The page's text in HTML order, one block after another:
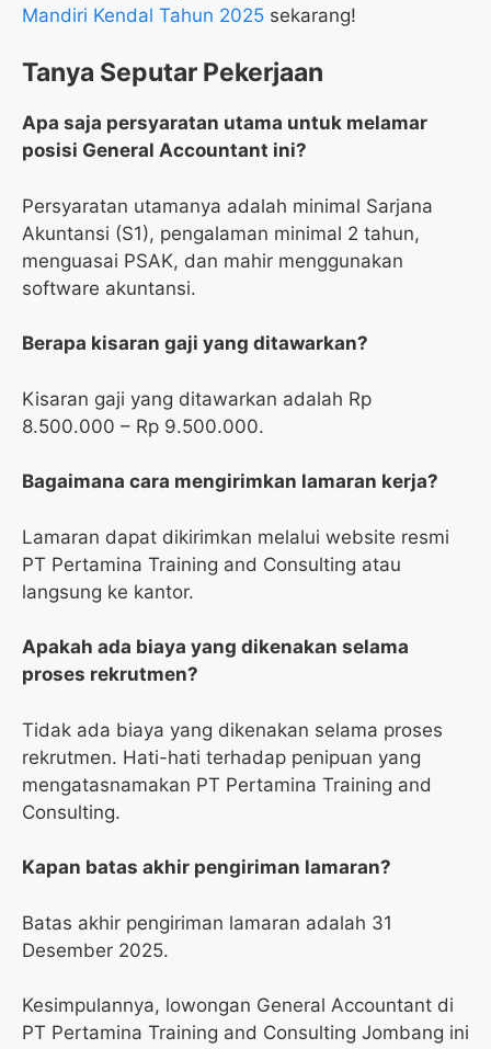
Mandiri Kendal Tahun 2025 sekarang!
Tanya Seputar Pekerjaan
Apa saja persyaratan utama untuk melamar
posisi General Accountant ini?
Persyaratan utamanya adalah minimal Sarjana
Akuntansi (S1), pengalaman minimal 2 tahun,
menguasai PSAK, dan mahir menggunakan
software akuntansi.
Berapa kisaran gaji yang ditawarkan?
Kisaran gaji yang ditawarkan adalah Rp
8.500.000 – Rp 9.500.000.
Bagaimana cara mengirimkan lamaran kerja?
Lamaran dapat dikirimkan melalui website resmi
PT Pertamina Training and Consulting atau
langsung ke kantor.
Apakah ada biaya yang dikenakan selama
proses rekrutmen?
Tidak ada biaya yang dikenakan selama proses
rekrutmen. Hati-hati terhadap penipuan yang
mengatasnamakan PT Pertamina Training and
Consulting.
Kapan batas akhir pengiriman lamaran?
Batas akhir pengiriman lamaran adalah 31
Desember 2025.
Kesimpulannya, lowongan General Accountant di
PT Pertamina Training and Consulting Jombang ini